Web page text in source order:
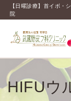
【日曜診療】首イボ
院
HIFUウ